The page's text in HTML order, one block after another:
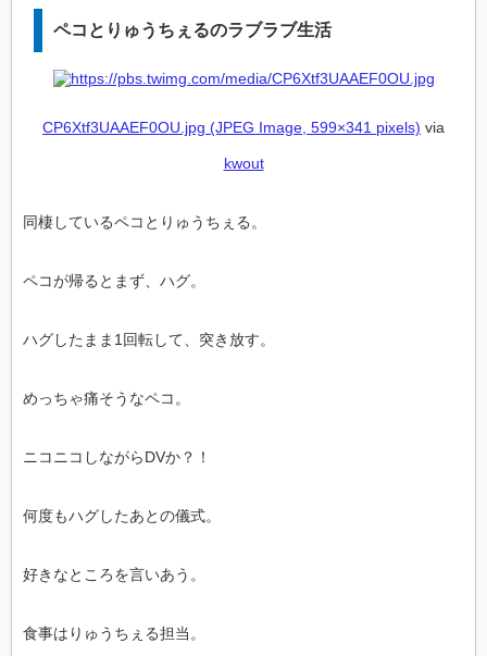
ペコとりゅうちぇるのラブラブ生活
CP6Xtf3UAAEF0OU.jpg (JPEG Image, 599×341 pixels) via
kwout
同棲しているペコとりゅうちぇる。
ペコが帰るとまず、ハグ。
ハグしたまま1回転して、突き放す。
めっちゃ痛そうなペコ。
ニコニコしながらDVか？！
何度もハグしたあとの儀式。
好きなところを言いあう。
食事はりゅうちぇる担当。